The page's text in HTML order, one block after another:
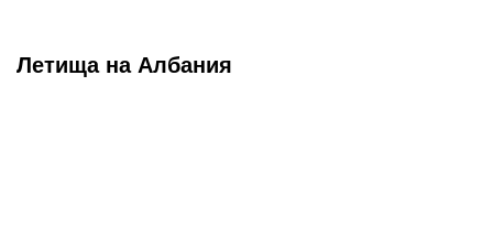
Летища на Албания